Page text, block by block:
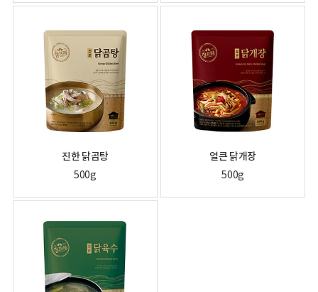
진한 닭곰탕
500g
얼큰 닭개장
500g